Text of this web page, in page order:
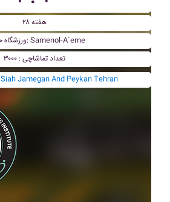
هفته ۲۸
ورزشگاه خانگی: Samenol-A`eme
تعداد تماشاچی : ۳۰۰۰
بازی های گذشته Siah Jamegan And Peykan Tehran